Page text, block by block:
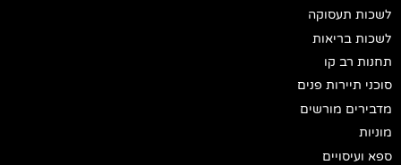
לשכות תעסוקה
לשכות בריאות
תחנות רב קו
סוכני תיירות פנים
מדבירים מורשים
מוניות
ספא ועיסויים